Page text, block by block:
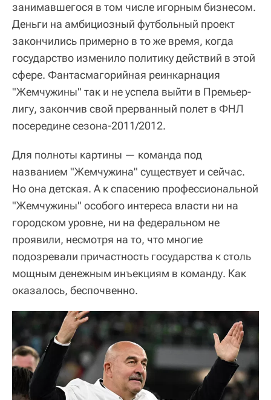
занимавшегося в том числе игорным бизнесом.
Деньги на амбициозный футбольный проект
закончились примерно в то же время, когда
государство изменило политику действий в этой
сфере. Фантасмагорийная реинкарнация
"Жемчужины" так и не успела выйти в Премьер-
лигу, закончив свой прерванный полет в ФНЛ
посередине сезона-2011/2012.
Для полноты картины — команда под
названием "Жемчужина" существует и сейчас.
Но она детская. А к спасению профессиональной
"Жемчужины" особого интереса власти ни на
городском уровне, ни на федеральном не
проявили, несмотря на то, что многие
подозревали причастность государства к столь
мощным денежным инъекциям в команду. Как
оказалось, беспочвенно.